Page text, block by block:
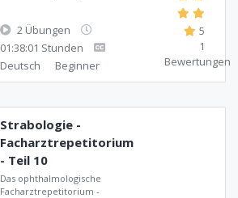
2 Übungen
01:38:01 Stunden
Deutsch
Beginner
5
1
Bewertungen
Strabologie -
Facharztrepetitorium
- Teil 10
Das ophthalmologische
Facharztrepetitorium -